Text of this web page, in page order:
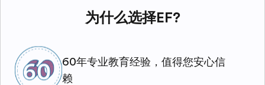
为什么选择EF?
60年专业教育经验，值得您安心信
赖